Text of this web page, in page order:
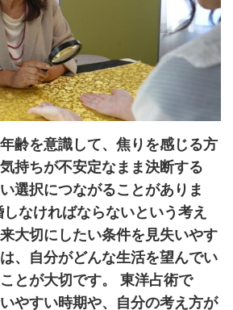
齢を意識して、焦りを感じる方
持ちが不安定なまま決断する
選択につながることがありま
なければならないという考え
大切にしたい条件を見失いやす
、自分がどんな生活を望んでい
とが大切です。 東洋占術で
やすい時期や、自分の考え方が